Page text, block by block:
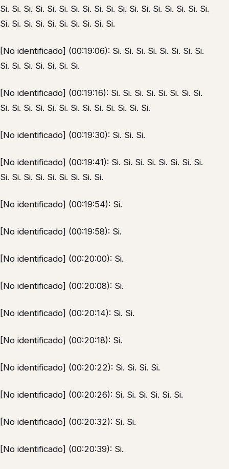
Si. Si. Si. Si. Si. Si. Si. Si. Si. Si. Si. Si. Si. Si. Si. Si. Si. Si.
Si. Si. Si. Si. Si. Si. Si. Si. Si. Si.
[No identificado] (00:19:06): Si. Si. Si. Si. Si. Si. Si. Si.
Si. Si. Si. Si. Si. Si. Si.
[No identificado] (00:19:16): Si. Si. Si. Si. Si. Si. Si. Si.
Si. Si. Si. Si. Si. Si. Si. Si. Si. Si. Si. Si. Si.
[No identificado] (00:19:30): Si. Si. Si.
[No identificado] (00:19:41): Si. Si. Si. Si. Si. Si. Si. Si.
Si. Si. Si. Si. Si. Si. Si. Si. Si.
[No identificado] (00:19:54): Si.
[No identificado] (00:19:58): Si.
[No identificado] (00:20:00): Si.
[No identificado] (00:20:08): Si.
[No identificado] (00:20:14): Si. Si.
[No identificado] (00:20:18): Si.
[No identificado] (00:20:22): Si. Si. Si. Si.
[No identificado] (00:20:26): Si. Si. Si. Si. Si. Si.
[No identificado] (00:20:32): Si. Si.
[No identificado] (00:20:39): Si.